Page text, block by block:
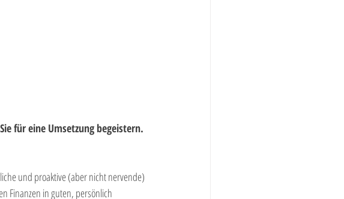
für eine Umsetzung begeistern.
und proaktive (aber nicht nervende)
Finanzen in guten, persönlich